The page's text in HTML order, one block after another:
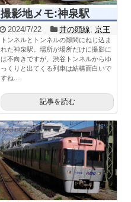
撮影地メモ:神泉駅
2024/7/22 井の頭線, 京王
トンネルとトンネルの隙間にねじ込ま
れた神泉駅。場所が場所だけに撮影に
は不向きですが、渋谷トンネルからゆ
っくりと出てくる列車は結構面白いで
すね...
記事を読む